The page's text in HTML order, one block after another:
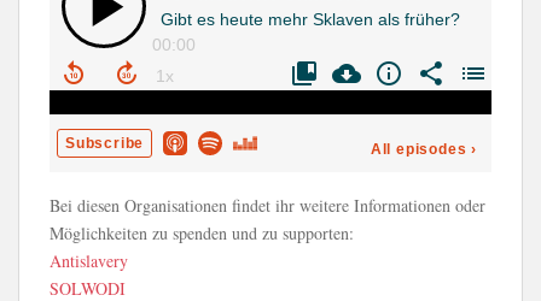
Bei diesen Organisationen findet ihr weitere Informationen oder
Möglichkeiten zu spenden und zu supporten:
Antislavery
SOLWODI